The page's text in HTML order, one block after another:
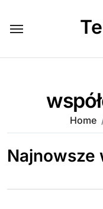
content
Home
Najnowsze